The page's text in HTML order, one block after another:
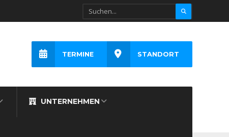
UNTERNEHMEN
TERMINE STANDORT